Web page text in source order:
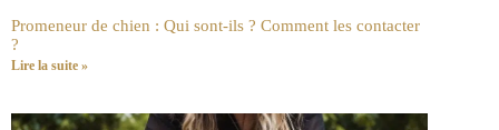
Promeneur de chien : Qui sont-ils ? Comment les contacter
?
Lire la suite »